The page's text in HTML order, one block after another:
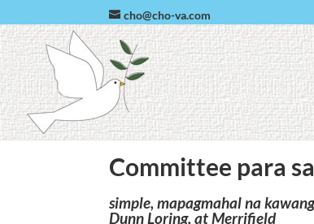
cho@cho-va.com
F
C
E
B
K
Committee para
simple, mapagmahal na
Dunn Loring, at Merrifield